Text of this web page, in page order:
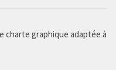
charte graphique adaptée à